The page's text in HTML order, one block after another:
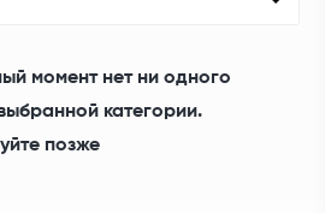
момент нет ни одного
категории.
позже